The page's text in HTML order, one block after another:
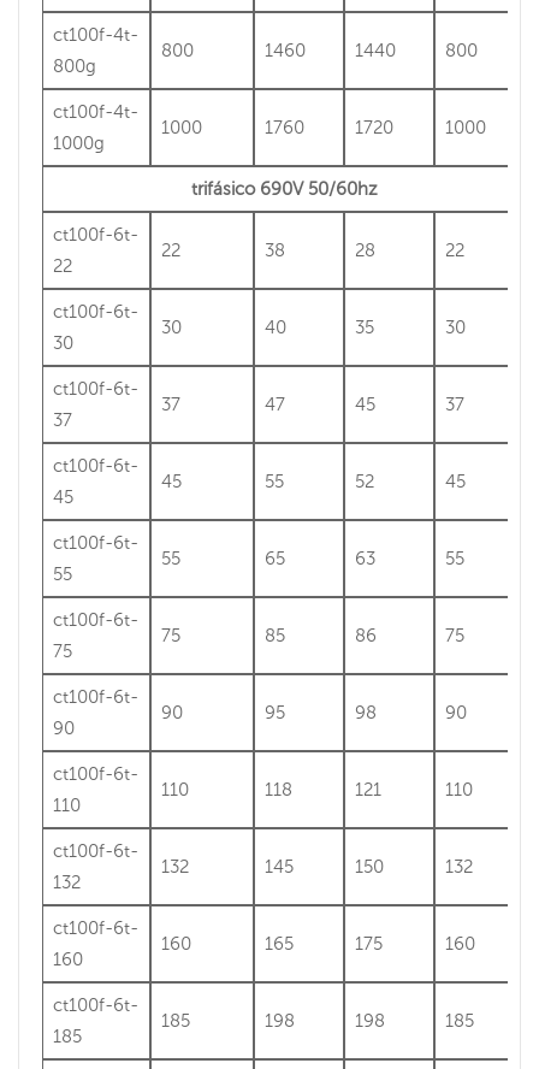
ct100f-4t-
800g
800 1460 1440 800
ct100f-4t-
1000g
1000 1760 1720 1000
trifásico 690V 50/60hz
ct100f-6t-
22
22 38 28 22
ct100f-6t-
30
30 40 35 30
ct100f-6t-
37
37 47 45 37
ct100f-6t-
45
45 55 52 45
ct100f-6t-
55
55 65 63 55
ct100f-6t-
75
75 85 86 75
ct100f-6t-
90
90 95 98 90
ct100f-6t-
110
110 118 121 110
ct100f-6t-
132
132 145 150 132
ct100f-6t-
160
160 165 175 160
ct100f-6t-
185
185 198 198 185